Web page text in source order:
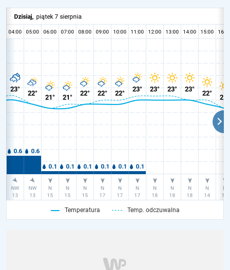
Temperatura Temp. odczuwalna